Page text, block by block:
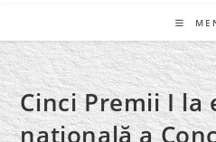
Cinci Premii I la
națională a